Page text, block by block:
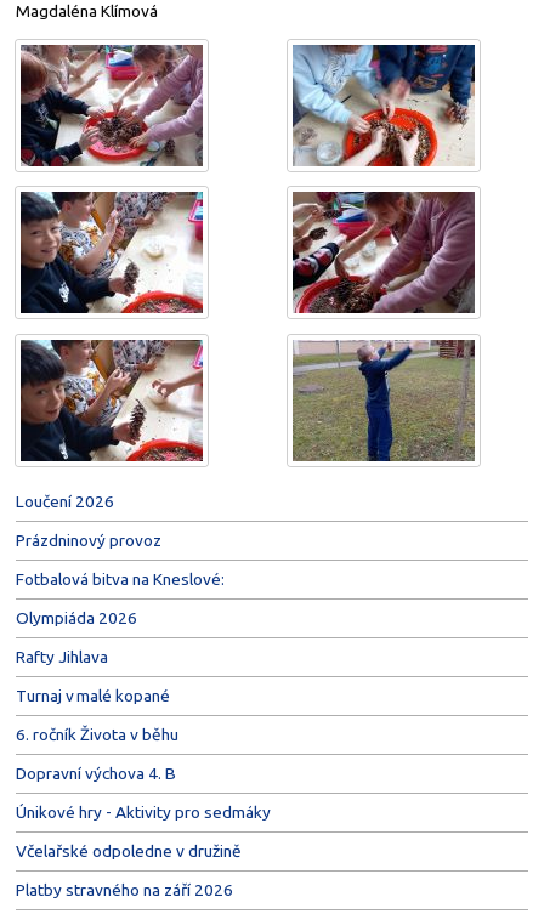
Loučení 2026
Prázdninový provoz
Fotbalová bitva na Kneslové:
Olympiáda 2026
Rafty Jihlava
Turnaj v malé kopané
6. ročník Života v běhu
Dopravní výchova 4. B
Únikové hry - Aktivity pro sedmáky
Včelařské odpoledne v družině
Platby stravného na září 2026
Magdaléna Klímová